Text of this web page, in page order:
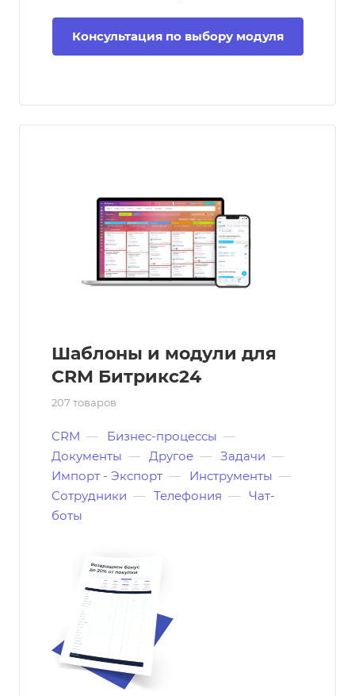
Консультация по выбору модуля
Шаблоны и модули для
CRM Битрикс24
207 товаров
CRM — Бизнес-процессы —
Документы — Другое — Задачи —
Импорт - Экспорт — Инструменты —
Сотрудники — Телефония —
Чат-
боты